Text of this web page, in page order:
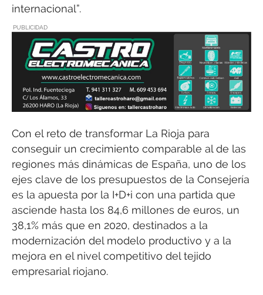
internacional”.
PUBLICIDAD
Con el reto de transformar La Rioja para
conseguir un crecimiento comparable al de las
regiones más dinámicas de España, uno de los
ejes clave de los presupuestos de la Consejería
es la apuesta por la I+D+i con una partida que
asciende hasta los 84,6 millones de euros, un
38,1% más que en 2020, destinados a la
modernización del modelo productivo y a la
mejora en el nivel competitivo del tejido
empresarial riojano.